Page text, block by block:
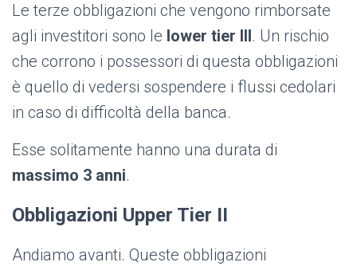
Le terze obbligazioni che vengono rimborsate
agli investitori sono le lower tier III. Un rischio
che corrono i possessori di questa obbligazioni
è quello di vedersi sospendere i flussi cedolari
in caso di difficoltà della banca.
Esse solitamente hanno una durata di
massimo 3 anni.
Obbligazioni Upper Tier II
Andiamo avanti. Queste obbligazioni